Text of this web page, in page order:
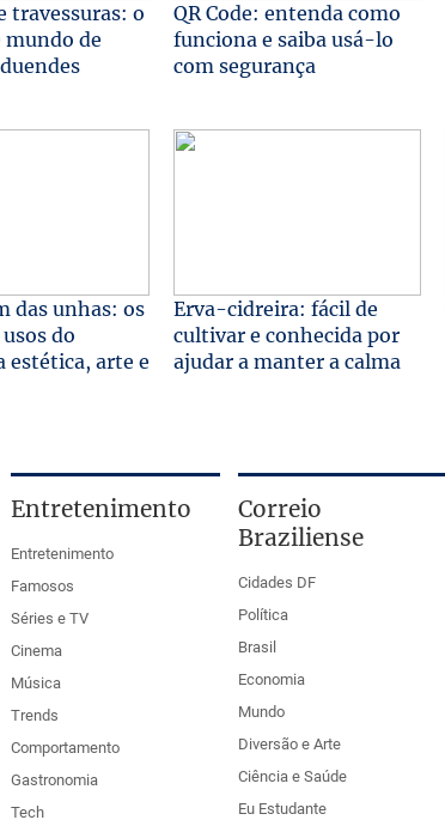
travessuras: o
de
QR Code: entenda como
funciona e saiba usá-lo
com segurança
das unhas: os
do
estética, arte e
Erva-cidreira: fácil de
cultivar e conhecida por
ajudar a manter a calma
Entretenimento
Entretenimento
Famosos
Séries e TV
Cinema
Música
Trends
Comportamento
Gastronomia
Tech
Correio
Braziliense
Cidades DF
Política
Brasil
Economia
Mundo
Diversão e Arte
Ciência e Saúde
Eu Estudante